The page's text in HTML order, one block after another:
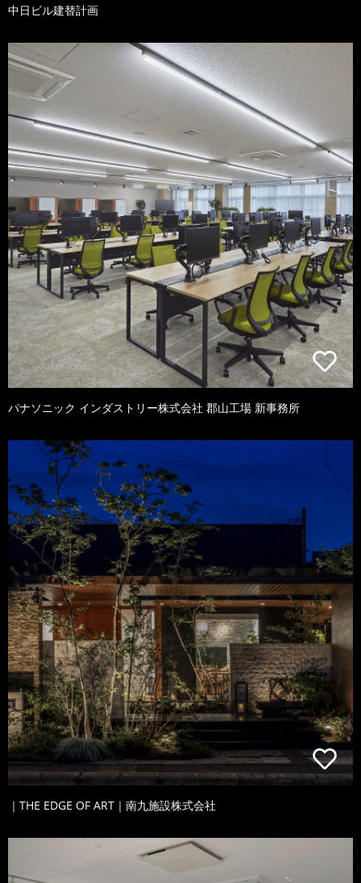
中日ビル建替計画
パナソニック インダストリー株式会社 郡山工場 新事務所
｜THE EDGE OF ART｜南九施設株式会社